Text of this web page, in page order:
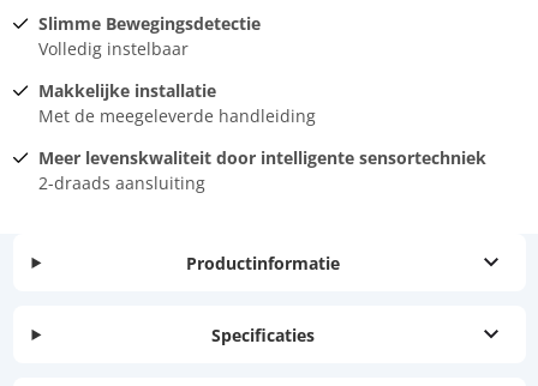
Slimme Bewegingsdetectie
Volledig instelbaar
Makkelijke installatie
Met de meegeleverde handleiding
Meer levenskwaliteit door intelligente sensortechniek
2-draads aansluiting
Productinformatie
Specificaties